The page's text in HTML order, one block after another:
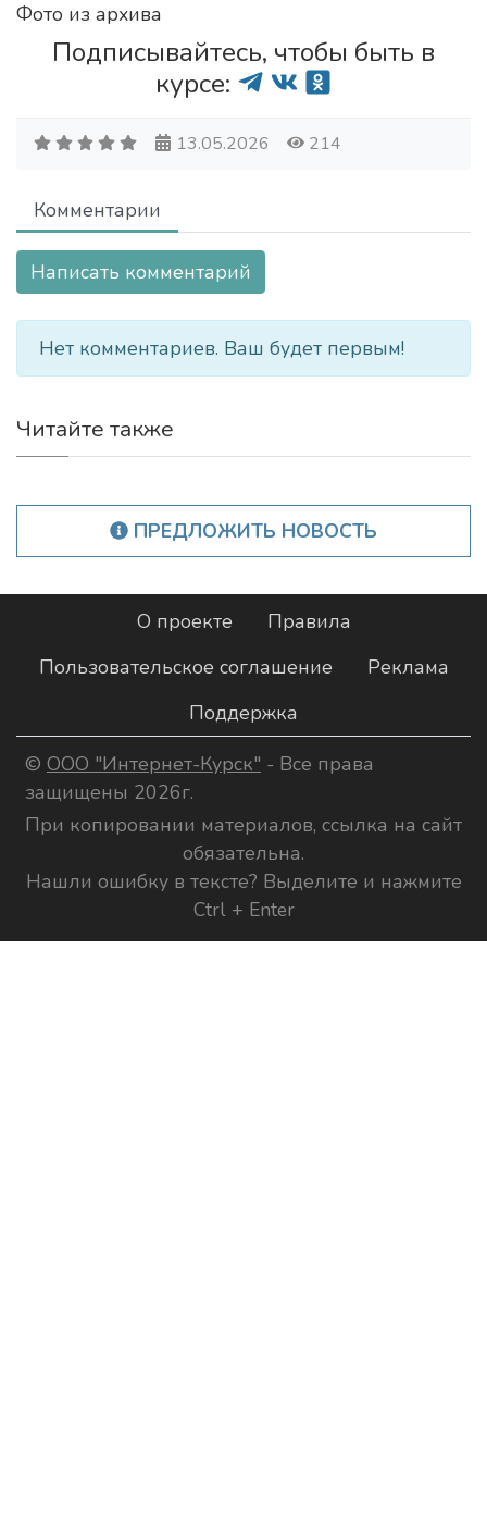
Фото из архива
Подписывайтесь, чтобы быть в
курсе:
13.05.2026 214
Комментарии
Написать комментарий
Нет комментариев. Ваш будет первым!
Читайте также
ПРЕДЛОЖИТЬ НОВОСТЬ
О проекте
Правила
Пользовательское соглашение
Реклама
Поддержка
© ООО "Интернет-Курск" - Все права
защищены 2026г.
При копировании материалов, ссылка на сайт
обязательна.
Нашли ошибку в тексте? Выделите и нажмите
Ctrl + Enter